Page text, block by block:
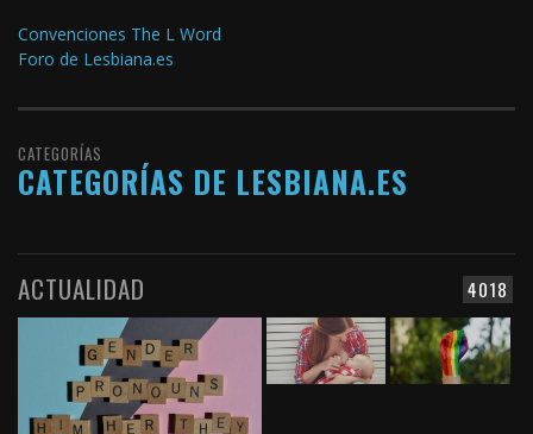
Convenciones The L Word
Foro de Lesbiana.es
CATEGORÍAS
CATEGORÍAS DE LESBIANA.ES
4018
ACTUALIDAD